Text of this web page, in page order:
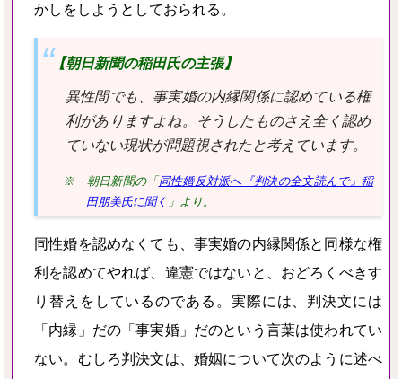
かしをしようとしておられる。
【朝日新聞の稲田氏の主張】
異性間でも、事実婚の内縁関係に認めている権
利がありますよね。そうしたものさえ全く認め
ていない現状が問題視されたと考えています。
※ 朝日新聞の「 同性婚反対派へ『判決の全文読んで』稲
田朋美氏に聞く 」より。
同性婚を認めなくても、事実婚の内縁関係と同様な権
利を認めてやれば、違憲ではないと、おどろくべきす
り替えをしているのである。実際には、判決文には
「内縁」だの「事実婚」だのという言葉は使われてい
ない。むしろ判決文は、婚姻について次のように述べ